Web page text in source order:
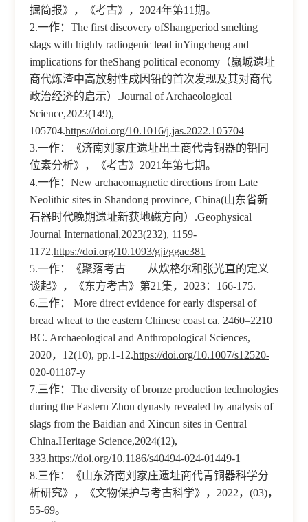
掘简报》，《考古》，2024年第11期。
2.一作：The first discovery ofShangperiod smelting
slags with highly radiogenic lead inYingcheng and
implications for theShang political economy（嬴城遗址
商代炼渣中高放射性成因铅的首次发现及其对商代
政治经济的启示）.Journal of Archaeological
Science,2023(149),
105704.https://doi.org/10.1016/j.jas.2022.105704
3.一作：《济南刘家庄遗址出土商代青铜器的铅同
位素分析》，《考古》2021年第七期。
4.一作：New archaeomagnetic directions from Late
Neolithic sites in Shandong province, China(山东省新
石器时代晚期遗址新获地磁方向）.Geophysical
Journal International,2023(232), 1159-
1172.https://doi.org/10.1093/gji/ggac381
5.一作：《聚落考古——从炊格尔和张光直的定义
谈起》，《东方考古》第21集，2023：166-175.
6.三作： More direct evidence for early dispersal of
bread wheat to the eastern Chinese coast ca. 2460–2210
BC. Archaeological and Anthropological Sciences,
2020，12(10), pp.1-12.https://doi.org/10.1007/s12520-
020-01187-y
7.三作：The diversity of bronze production technologies
during the Eastern Zhou dynasty revealed by analysis of
slags from the Baidian and Xincun sites in Central
China.Heritage Science,2024(12),
333.https://doi.org/10.1186/s40494-024-01449-1
8.三作：《山东济南刘家庄遗址商代青铜器科学分
析研究》，《文物保护与考古科学》，2022，(03)，
55-69。